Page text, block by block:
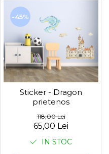
-45%
Sticker - Dragon
prietenos
118,00 Lei
65,00 Lei
IN STOC